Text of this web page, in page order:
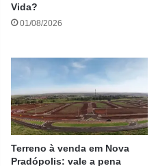
Vida?
01/08/2026
Terreno à venda em Nova
Pradópolis: vale a pena